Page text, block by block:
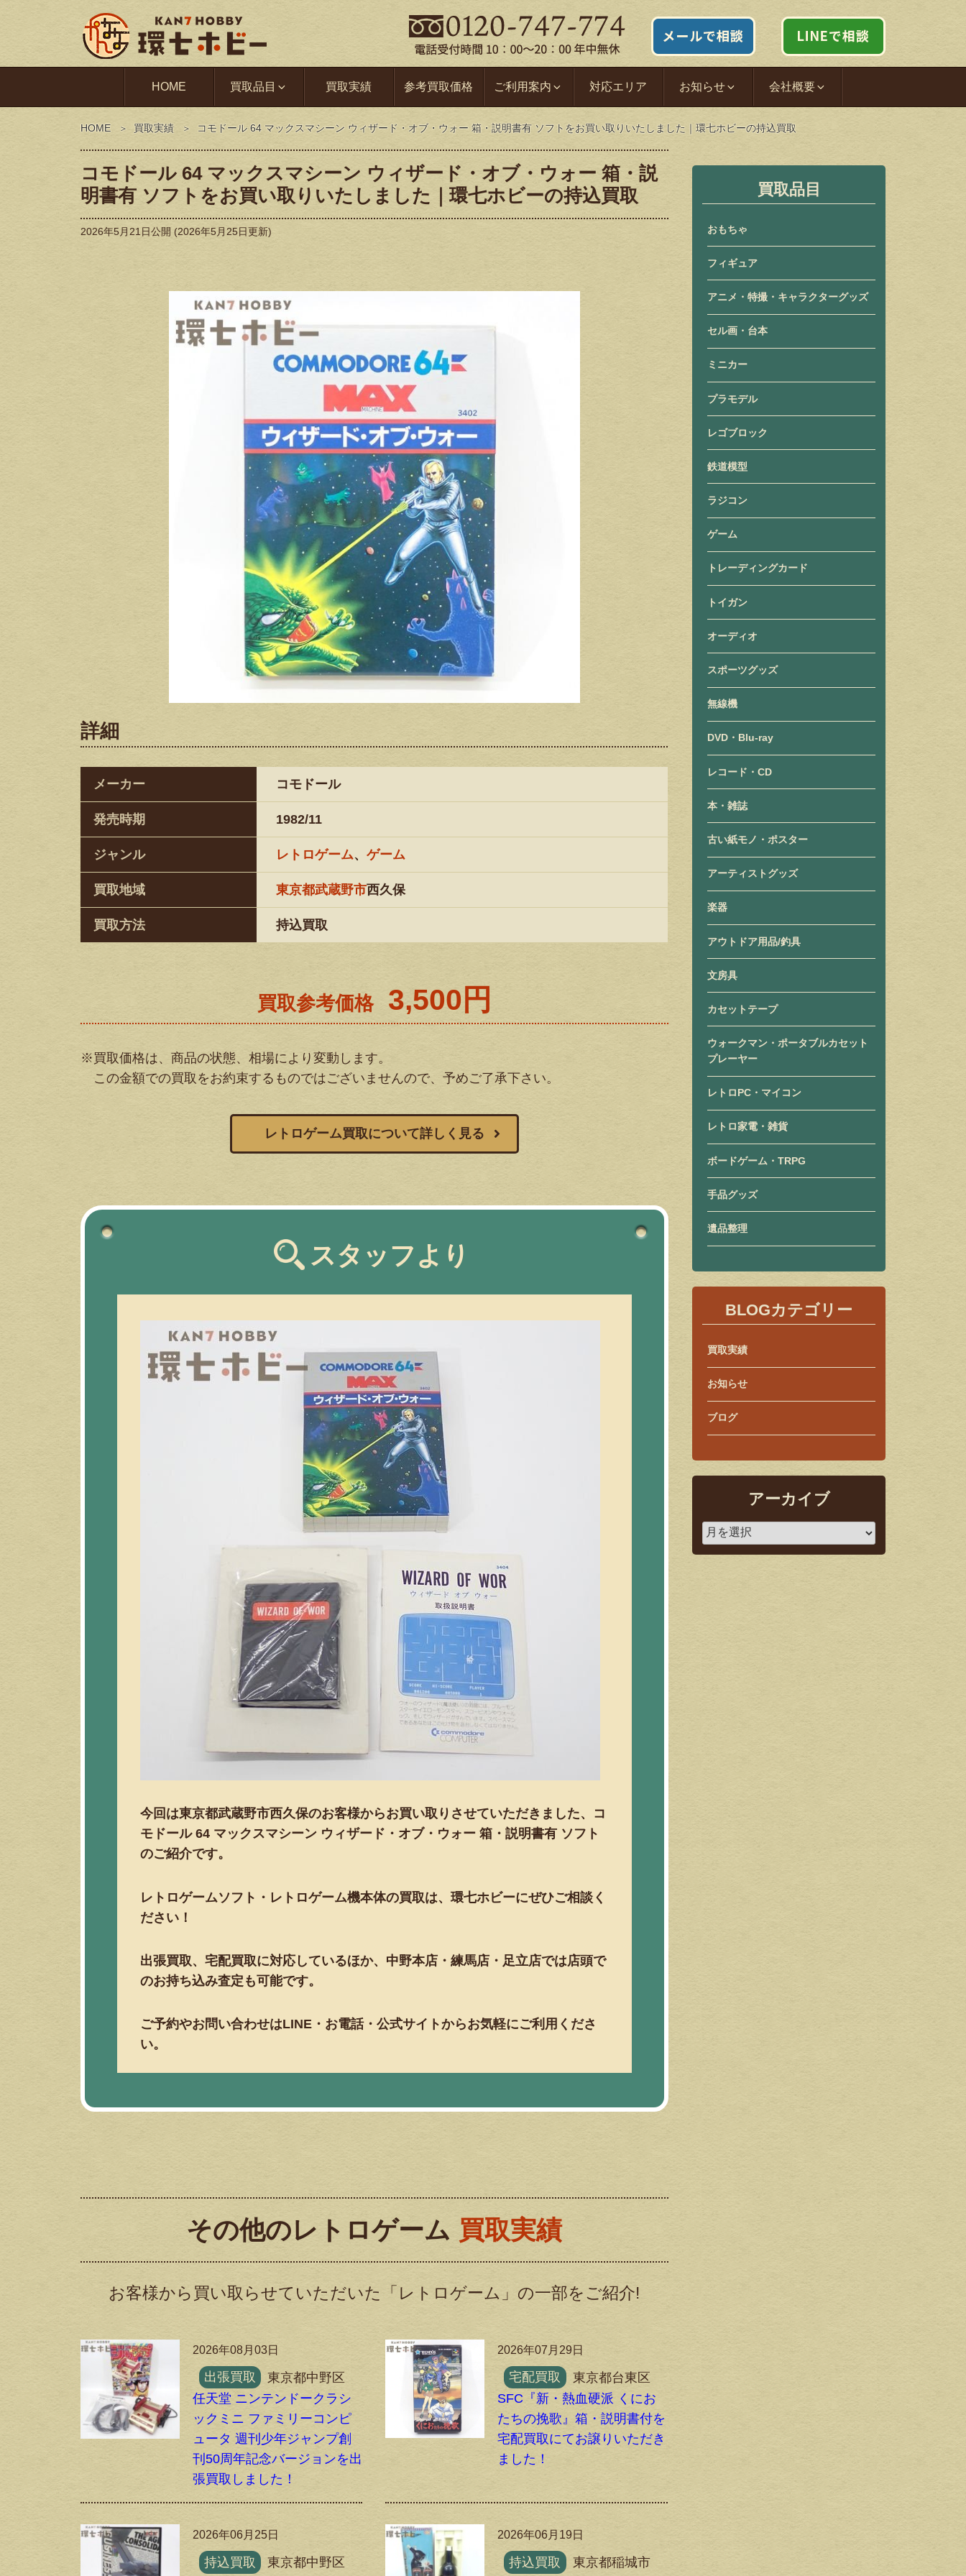
HOME 買取品目 買取実績 参考買取価格 ご利用案内 対応エリア お知らせ 会社概要
HOME 買取実績 コモドール 64 マックスマシーン ウィザード・オブ・ウォー 箱・説明書有 ソフトをお買い取りいたしました｜環七ホビーの持込買取
コモドール 64 マックスマシーン ウィザード・オブ・ウォー 箱・説
明書有 ソフトをお買い取りいたしました｜環七ホビーの持込買取
2026年5月21日公開 (2026年5月25日更新)
詳細
メーカー コモドール
発売時期 1982/11
ジャンル レトロゲーム、 ゲーム
買取地域 東京都武蔵野市西久保
買取方法 持込買取
買取参考価格 3,500円
※買取価格は、商品の状態、相場により変動します。
この金額での買取をお約束するものではございませんので、予めご了承下さい。
レトロゲーム買取について詳しく見る
スタッフより
今回は東京都武蔵野市西久保のお客様からお買い取りさせていただきました、コ
モドール 64 マックスマシーン ウィザード・オブ・ウォー 箱・説明書有 ソフト
のご紹介です。
レトロゲームソフト・レトロゲーム機本体の買取は、環七ホビーにぜひご相談く
ださい！
出張買取、宅配買取に対応しているほか、中野本店・練馬店・足立店では店頭で
のお持ち込み査定も可能です。
ご予約やお問い合わせはLINE・お電話・公式サイトからお気軽にご利用くださ
い。
その他のレトロゲーム 買取実績
お客様から買い取らせていただいた「レトロゲーム」の一部をご紹介!
2026年08月03日
出張買取
東京都中野区
任天堂 ニンテンドークラシ
ックミニ ファミリーコンピ
ュータ 週刊少年ジャンプ創
刊50周年記念バージョンを出
張買取しました！
2026年07月29日
宅配買取
東京都台東区
SFC『新・熱血硬派 くにお
たちの挽歌』箱・説明書付を
宅配買取にてお譲りいただき
ました！
2026年06月25日
持込買取 東京都中野区
2026年06月19日
持込買取 東京都稲城市
買取品目
おもちゃ
フィギュア
アニメ・特撮・キャラクターグッズ
セル画・台本
ミニカー
プラモデル
レゴブロック
鉄道模型
ラジコン
ゲーム
トレーディングカード
トイガン
オーディオ
スポーツグッズ
無線機
DVD・Blu-ray
レコード・CD
本・雑誌
古い紙モノ・ポスター
アーティストグッズ
楽器
アウトドア用品/釣具
文房具
カセットテープ
ウォークマン・ポータブルカセット
プレーヤー
レトロPC・マイコン
レトロ家電・雑貨
ボードゲーム・TRPG
手品グッズ
遺品整理
BLOGカテゴリー
買取実績
お知らせ
ブログ
アーカイブ